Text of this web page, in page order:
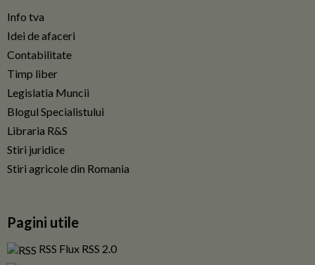
Info tva
Idei de afaceri
Contabilitate
Timp liber
Legislatia Muncii
Blogul Specialistului
Libraria R&S
Stiri juridice
Stiri agricole din Romania
Pagini utile
RSS Flux RSS 2.0